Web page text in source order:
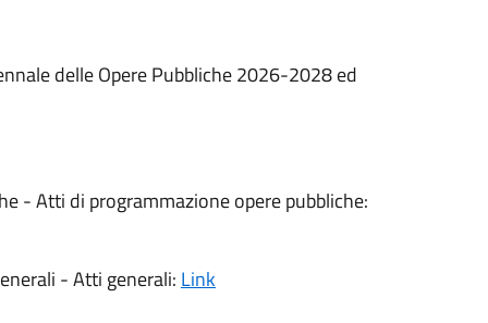
delle Opere Pubbliche 2026-2028 ed
- Atti di programmazione opere pubbliche:
- Atti generali: Link